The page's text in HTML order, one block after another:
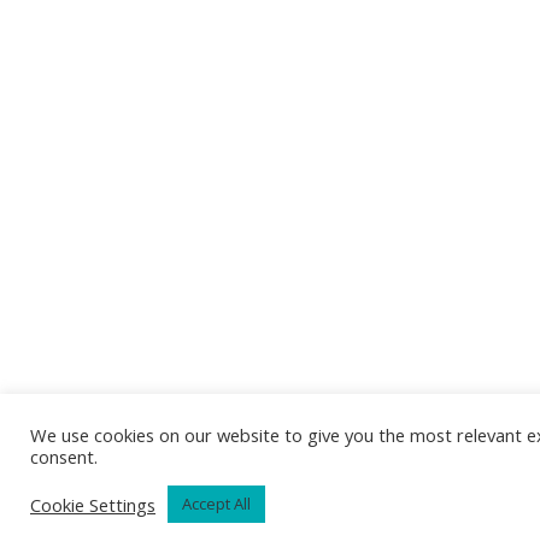
We use cookies on our website to give you the most relevant
consent.
Cookie Settings
Accept All